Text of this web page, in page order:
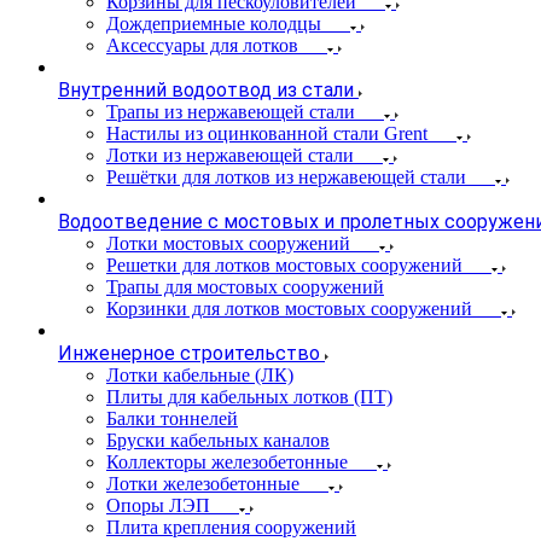
Дождеприемные колодцы
Аксессуары для лотков
Внутренний водоотвод из стали
Трапы из нержавеющей стали
Настилы из оцинкованной стали Grent
Лотки из нержавеющей стали
Решётки для лотков из нержавеющей стали
Водоотведение с мостовых и пролетных
Лотки мостовых сооружений
Решетки для лотков мостовых сооружений
Трапы для мостовых сооружений
Корзинки для лотков мостовых сооружений
Инженерное строительство
Лотки кабельные (ЛК)
Плиты для кабельных лотков (ПТ)
Балки тоннелей
Бруски кабельных каналов
Коллекторы железобетонные
Лотки железобетонные
Опоры ЛЭП
Плита крепления сооружений